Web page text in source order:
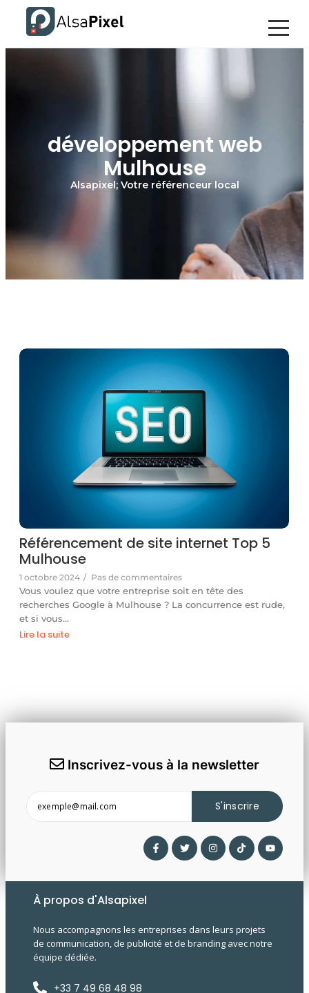
développement web
Mulhouse
Alsapixel; Votre référenceur local
Référencement de site internet Top 5
Mulhouse
1 octobre 2024 / Pas de commentaires
Vous voulez que votre entreprise soit en tête des
recherches Google à Mulhouse ? La concurrence est rude,
et si vous…
Lire la suite
Inscrivez-vous à la newsletter
S'inscrire
À propos d'Alsapixel
Nous accompagnons les entreprises dans leurs projets
de communication, de publicité et de branding avec notre
équipe dédiée.
+33 7 49 68 48 98